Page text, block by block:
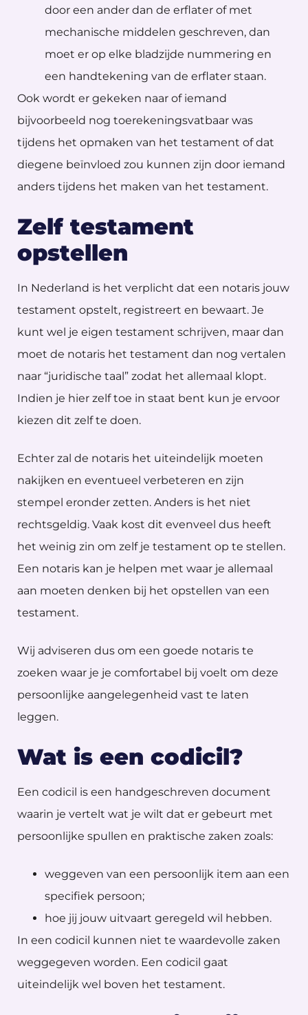
door een ander dan de erflater of met
mechanische middelen geschreven, dan
moet er op elke bladzijde nummering en
een handtekening van de erflater staan.
Ook wordt er gekeken naar of iemand
bijvoorbeeld nog toerekeningsvatbaar was
tijdens het opmaken van het testament of dat
diegene beïnvloed zou kunnen zijn door iemand
anders tijdens het maken van het testament.
Zelf testament
opstellen
In Nederland is het verplicht dat een notaris jouw
testament opstelt, registreert en bewaart. Je
kunt wel je eigen testament schrijven, maar dan
moet de notaris het testament dan nog vertalen
naar “juridische taal” zodat het allemaal klopt.
Indien je hier zelf toe in staat bent kun je ervoor
kiezen dit zelf te doen.
Echter zal de notaris het uiteindelijk moeten
nakijken en eventueel verbeteren en zijn
stempel eronder zetten. Anders is het niet
rechtsgeldig. Vaak kost dit evenveel dus heeft
het weinig zin om zelf je testament op te stellen.
Een notaris kan je helpen met waar je allemaal
aan moeten denken bij het opstellen van een
testament.
Wij adviseren dus om een goede notaris te
zoeken waar je je comfortabel bij voelt om deze
persoonlijke aangelegenheid vast te laten
leggen.
Wat is een codicil?
Een codicil is een handgeschreven document
waarin je vertelt wat je wilt dat er gebeurt met
persoonlijke spullen en praktische zaken zoals:
weggeven van een persoonlijk item aan een
specifiek persoon;
hoe jij jouw uitvaart geregeld wil hebben.
In een codicil kunnen niet te waardevolle zaken
weggegeven worden. Een codicil gaat
uiteindelijk wel boven het testament.